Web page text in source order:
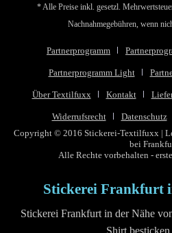
* Alle Preise inkl. gesetzl.
Nachnahmegebühren, wenn
Partnerprogramm
Partnerprogramm Light
Über Textilfuxx Kontakt
Widerrufsrecht Datenschutz
Copyright © 2016 Stickerei-Textilfuxx |
bei
Alle Rechte vorbehalten -
Stickerei Frankfurt
Stickerei Frankfurt in der Nähe